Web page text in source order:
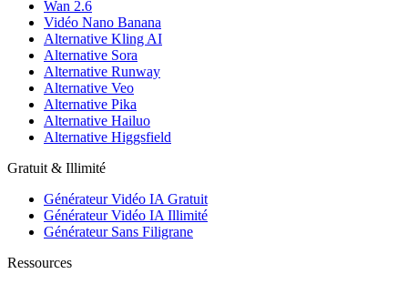
Wan 2.6
Vidéo Nano Banana
Alternative Kling AI
Alternative Sora
Alternative Runway
Alternative Veo
Alternative Pika
Alternative Hailuo
Alternative Higgsfield
Gratuit & Illimité
Générateur Vidéo IA Gratuit
Générateur Vidéo IA Illimité
Générateur Sans Filigrane
Ressources